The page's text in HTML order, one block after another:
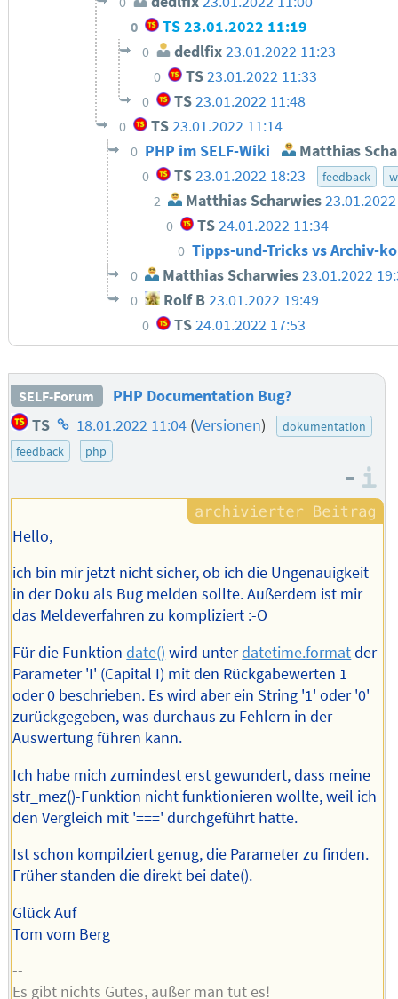
0 TS23.01.2022 11:19
0 dedlfix23.01.2022 11:23
0 TS23.01.2022 11:33
0 TS23.01.2022 11:48
0 TS 23.01.2022 11:14
0 PHP im SELF-Wiki Matthias
0 TS23.01.2022 18:23 feedback
2 Matthias Scharwies
0 TS24.01.2022 11:34
0 Tipps-und-Tricks vs Archiv-
0 Matthias Scharwies23.01.2022
0 Rolf B 23.01.2022 19:49
0 TS24.01.2022 17:53
SELF-Forum
PHP Documentation Bug?
TS Homepage
des
18.01.2022 11:04 (Versionen)
dokumentation
feedback
php
–
Hello,
ich bin mir jetzt nicht sicher, ob ich die Ungenauigkeit
in der Doku als Bug melden sollte. Außerdem ist mir
das Meldeverfahren zu kompliziert :-O
Für die Funktiondate() wird unterdatetime.formatder
Parameter 'I' (Capital I) mit den Rückgabewerten 1
oder 0 beschrieben. Es wird aber ein String '1' oder '0'
zurückgegeben, was durchaus zu Fehlern in der
Auswertung führen kann.
Ich habe mich zumindest erst gewundert, dass meine
str_mez()-Funktion nicht funktionieren wollte, weil ich
den Vergleich mit '===' durchgeführt hatte.
Ist schon kompilziert genug, die Parameter zu finden.
Früher standen die direkt bei date().
Glück Auf
Tom vom Berg
--
Es gibt nichts Gutes, außer man tut es!